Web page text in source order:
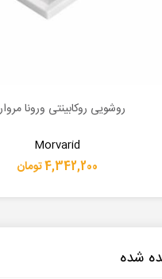
روشویی روکابینتی ورونا مروارید
Morvarid
4,342,200 تومان
شده